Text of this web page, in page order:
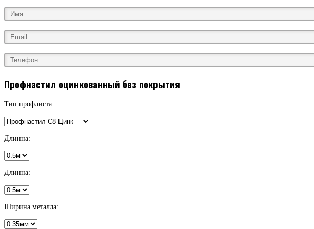
Профнастил оцинкованный без покрытия
Тип профлиста:
Длинна:
Длинна:
Ширина металла: